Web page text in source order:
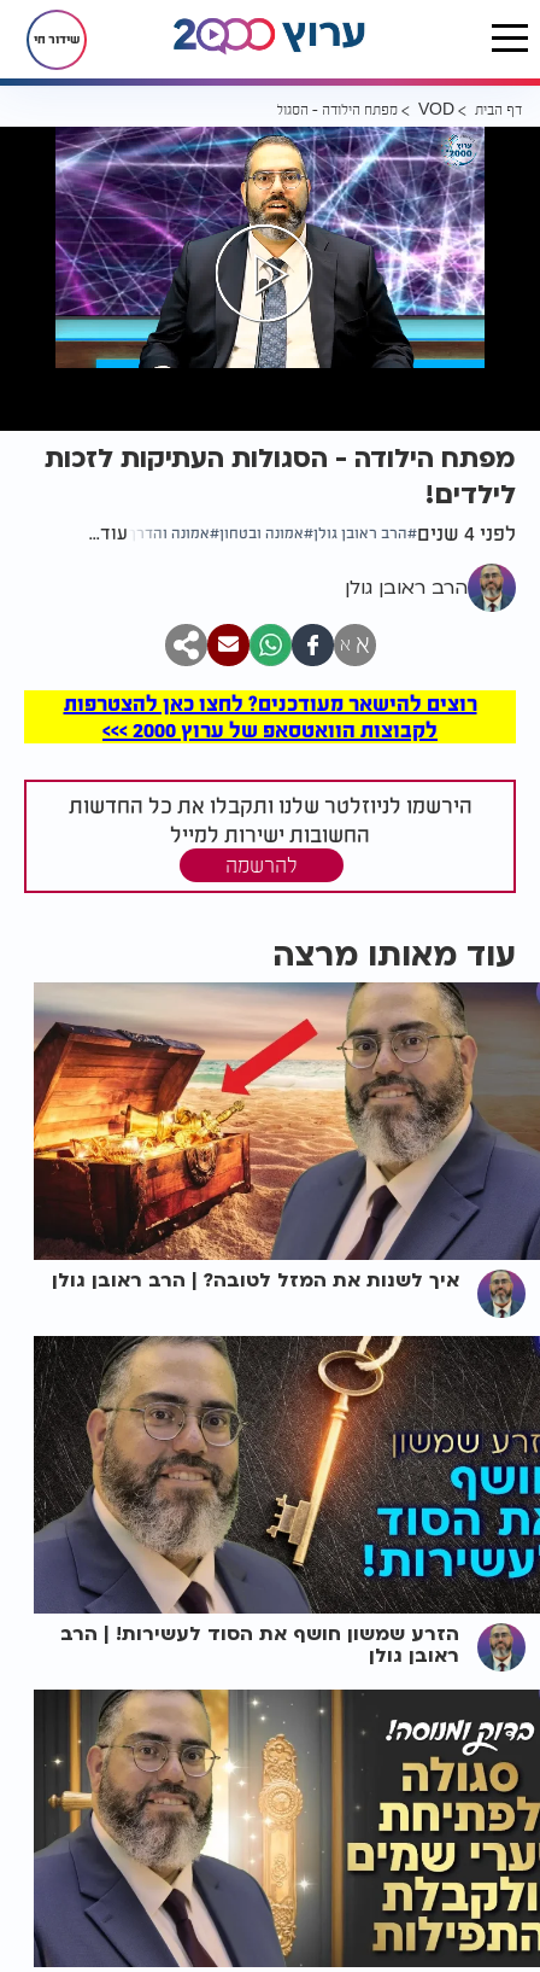
שידור חי
דף הבית VOD מפתח הילודה - הסגולות העתיקות לזכות לילדים!
מפתח הילודה - הסגולות העתיקות לזכות
לילדים!
לפני 4 שנים הרב ראובן גולן אמונה ובטחון אמונה והדרך עוד...
הרב ראובן גולן
א א
רוצים להישאר מעודכנים? לחצו כאן להצטרפות
לקבוצות הוואטסאפ של ערוץ 2000 >>>
הירשמו לניוזלטר שלנו ותקבלו את כל החדשות
החשובות ישירות למייל
להרשמה
עוד מאותו מרצה
איך לשנות את המזל לטובה? | הרב ראובן גולן
הזרע שמשון חושף את הסוד לעשירות! | הרב
ראובן גולן